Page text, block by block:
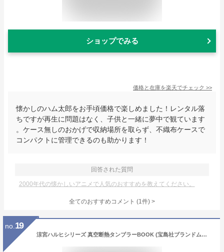
ショップでみる
価格と在庫を楽天でチェック >>
懐かしのハム太郎をお手頃価格で楽しめました！レンタル落
ちですが再生に問題はなく、子供と一緒に夢中で観ています
。ケース無しのおかげで収納場所を取らず、不織布ケースで
コンパクトに管理できるのも助かります！
回答された質問
2000年代の懐かしいアニメで人気のおすすめを教えてください。
全てのおすすめコメント (1件) >
no. 19
涼宮ハルヒシリーズ 真空断熱タンブラーBOOK (宝島社ブランドムック)